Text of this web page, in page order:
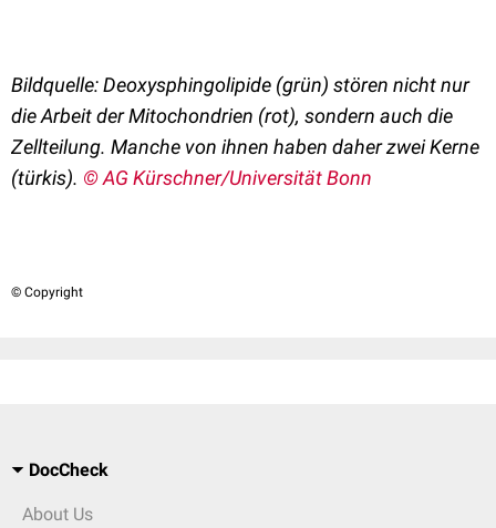
Bildquelle:Deoxysphingolipide (grün) stören nicht nur
die Arbeit der Mitochondrien (rot), sondern auch die
Zellteilung. Manche von ihnen haben daher zwei Kerne
(türkis). © AG Kürschner/Universität Bonn
© Copyright
DocCheck
About Us